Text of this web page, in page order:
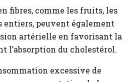
fibres, comme les fruits, les
entiers, peuvent également
artérielle en favorisant la
l’absorption du cholestérol.
excessive de